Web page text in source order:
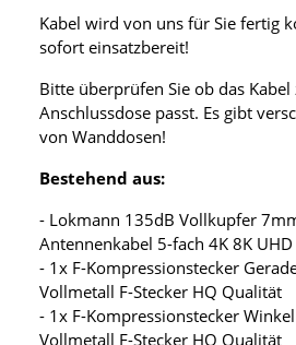
Kabel wird von uns für Sie fertig
sofort einsatzbereit!
Bitte überprüfen Sie ob das
Anschlussdose passt. Es gibt
von Wanddosen!
Bestehend aus:
- Lokmann 135dB Vollkupfer
Antennenkabel 5-fach 4K 8K UHD
- 1x F-Kompressionstecker
Vollmetall F-Stecker HQ Qualität
- 1x F-Kompressionstecker
Vollmetall F-Stecker HQ Qualität